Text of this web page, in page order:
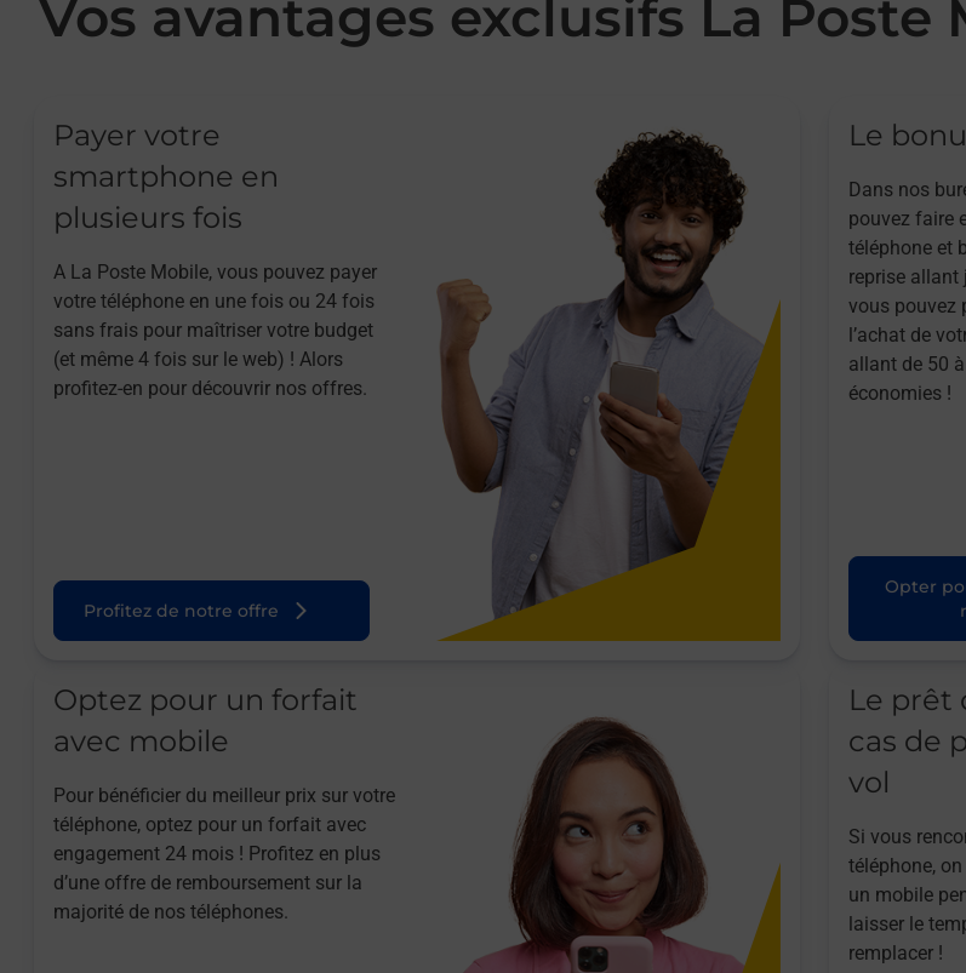
Vos avantages exclusifs La Poste
Payer votre
smartphone en
plusieurs fois
A La Poste Mobile, vous pouvez payer
votre téléphone en une fois ou 24 fois
sans frais pour maîtriser votre budget
(et même 4 fois sur le web) ! Alors
profitez-en pour découvrir nos offres.
Profitez de notre offre
Le
Dans nos
pouvez faire
téléphone et
reprise allant
vous pouvez
l’achat de
allant de 50
économies !
Opter
Optez pour un forfait
avec mobile
Pour bénéficier du meilleur prix sur votre
téléphone, optez pour un forfait avec
engagement 24 mois ! Profitez en plus
d’une offre de remboursement sur la
majorité de nos téléphones.
Le prêt
cas de
vol
Si vous
téléphone,
un mobile
laisser le
remplacer !